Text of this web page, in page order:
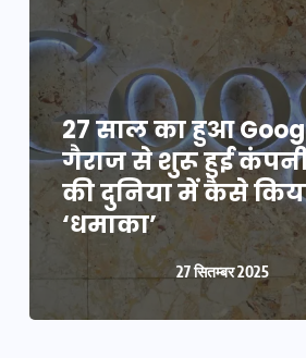
27 साल का हुआ
गैराज से शुरू हुई
की दुनिया में कैसे
‘धमाका’
27 सितम्बर 2025